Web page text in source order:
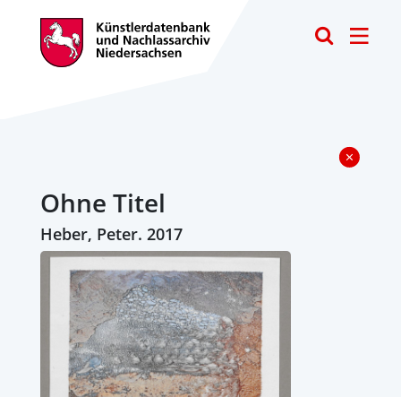
Ohne Titel
Heber, Peter. 2017